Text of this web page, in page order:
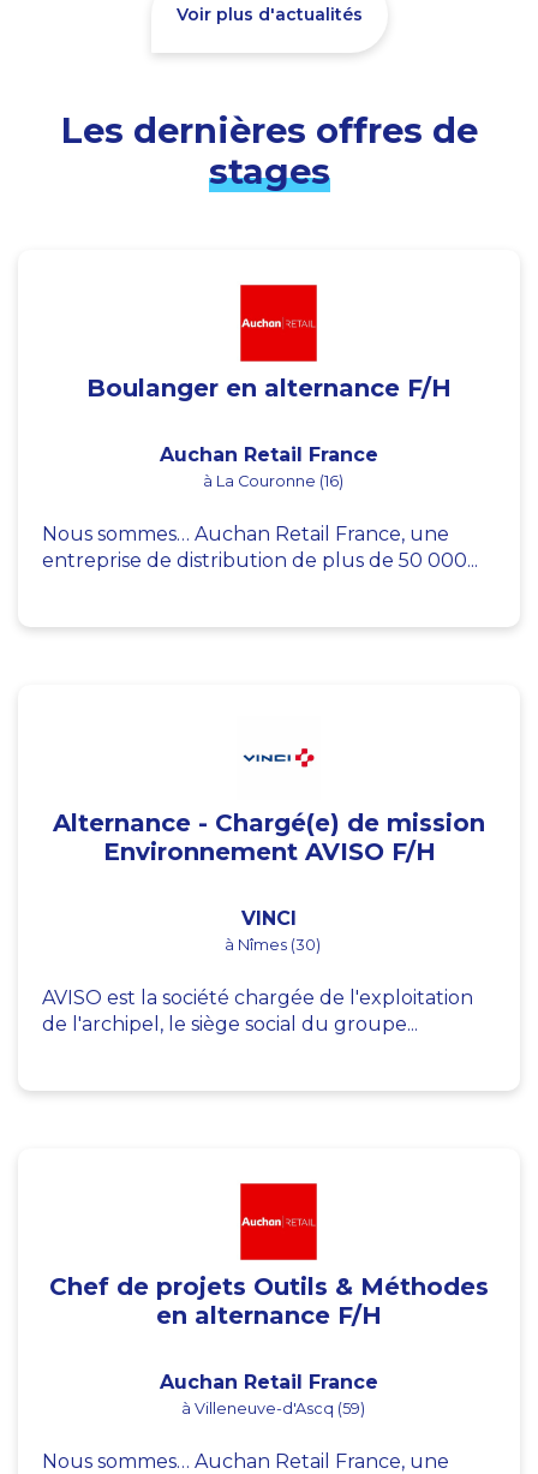
Voir plus d'actualités
Les dernières offres de
stages
Boulanger en alternance F/H
Auchan Retail France
à La Couronne (16)
Nous sommes… Auchan Retail France, une
entreprise de distribution de plus de 50 000...
Alternance - Chargé(e) de mission
Environnement AVISO F/H
VINCI
à Nîmes (30)
AVISO est la société chargée de l'exploitation
de l'archipel, le siège social du groupe...
Chef de projets Outils & Méthodes
en alternance F/H
Auchan Retail France
à Villeneuve-d'Ascq (59)
Nous sommes… Auchan Retail France, une